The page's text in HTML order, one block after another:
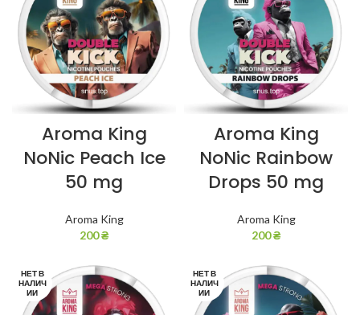
Aroma King
NoNic Peach Ice
50 mg
Aroma King
200₴
Aroma King
NoNic Rainbow
Drops 50 mg
Aroma King
200₴
НЕТ В
НАЛИЧ
ИИ
НЕТ В
НАЛИЧ
ИИ